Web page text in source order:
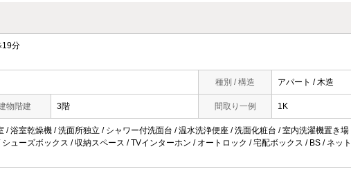
分
種別 / 構造 アパート / 木造
物階建 3階 間取り一例 1K
/ 浴室乾燥機 / 洗面所独立 / シャワー付洗面台 / 温水洗浄便座 / 洗面化粧台 / 室内洗濯機置き場
ューズボックス / 収納スペース / TVインターホン / オートロック / 宅配ボックス / BS / ネッ